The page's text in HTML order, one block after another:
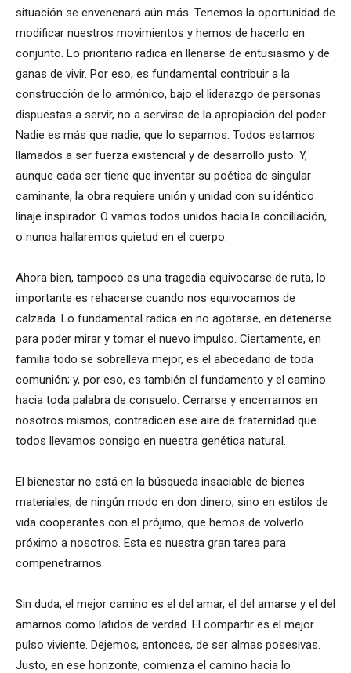
situación se envenenará aún más. Tenemos la oportunidad de
modificar nuestros movimientos y hemos de hacerlo en
conjunto. Lo prioritario radica en llenarse de entusiasmo y de
ganas de vivir. Por eso, es fundamental contribuir a la
construcción de lo armónico, bajo el liderazgo de personas
dispuestas a servir, no a servirse de la apropiación del poder.
Nadie es más que nadie, que lo sepamos. Todos estamos
llamados a ser fuerza existencial y de desarrollo justo. Y,
aunque cada ser tiene que inventar su poética de singular
caminante, la obra requiere unión y unidad con su idéntico
linaje inspirador. O vamos todos unidos hacia la conciliación,
o nunca hallaremos quietud en el cuerpo.
Ahora bien, tampoco es una tragedia equivocarse de ruta, lo
importante es rehacerse cuando nos equivocamos de
calzada. Lo fundamental radica en no agotarse, en detenerse
para poder mirar y tomar el nuevo impulso. Ciertamente, en
familia todo se sobrelleva mejor, es el abecedario de toda
comunión; y, por eso, es también el fundamento y el camino
hacia toda palabra de consuelo. Cerrarse y encerrarnos en
nosotros mismos, contradicen ese aire de fraternidad que
todos llevamos consigo en nuestra genética natural.
El bienestar no está en la búsqueda insaciable de bienes
materiales, de ningún modo en don dinero, sino en estilos de
vida cooperantes con el prójimo, que hemos de volverlo
próximo a nosotros. Esta es nuestra gran tarea para
compenetrarnos.
Sin duda, el mejor camino es el del amar, el del amarse y el del
amarnos como latidos de verdad. El compartir es el mejor
pulso viviente. Dejemos, entonces, de ser almas posesivas.
Justo, en ese horizonte, comienza el camino hacia lo